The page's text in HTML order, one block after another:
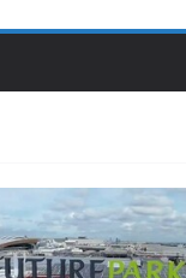
มูลทางบัญชีอย่างถูกต้อง
.ต. โดยไม่แสดงภาระห
งานข้อมูลอันเป็นเท็จ
ยทอง กำปั้นดาวรุ่งวัย
CHAMP
ราจรโครงการพระราช
สำเร็จลุล่วง ณ รพ.ศิริ